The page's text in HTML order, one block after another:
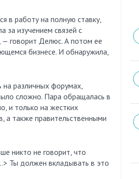
в работу на полную ставку,
за изучением связей с
— говорит Делюс. А потом ее
бизнесе. И обнаружила,
на различных форумах,
сложно. Пара обращалась в
и только на жестких
а также правительственными
никто не говорит, что
Ты должен вкладывать в это